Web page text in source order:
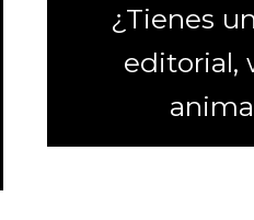
¿Tienes
editorial,
Te ofrezco